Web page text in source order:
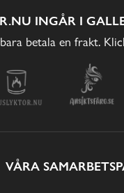
INGÅR I
betala en frakt.
VÅRA